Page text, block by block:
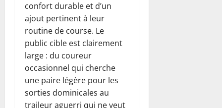
confort durable et d’un
ajout pertinent à leur
routine de course. Le
public cible est clairement
large : du coureur
occasionnel qui cherche
une paire légère pour les
sorties dominicales au
traileur aguerri qui ne veut